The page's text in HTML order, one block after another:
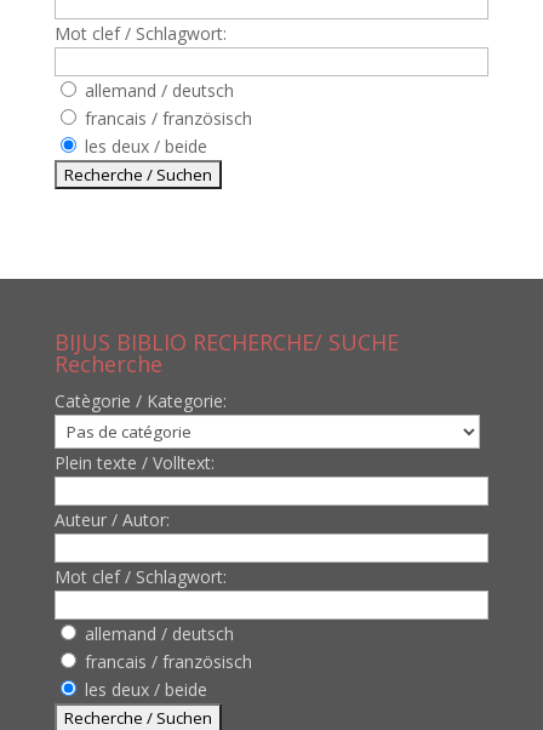
Mot clef / Schlagwort:
allemand / deutsch
francais / französisch
les deux / beide
BIJUS BIBLIO RECHERCHE/ SUCHE
Recherche
Catègorie / Kategorie:
Plein texte / Volltext:
Auteur / Autor:
Mot clef / Schlagwort:
allemand / deutsch
francais / französisch
les deux / beide